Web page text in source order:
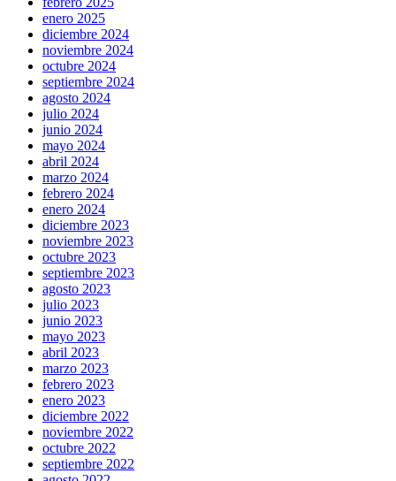
enero 2025
diciembre 2024
noviembre 2024
octubre 2024
septiembre 2024
agosto 2024
julio 2024
junio 2024
mayo 2024
abril 2024
marzo 2024
febrero 2024
enero 2024
diciembre 2023
noviembre 2023
octubre 2023
septiembre 2023
agosto 2023
julio 2023
junio 2023
mayo 2023
abril 2023
marzo 2023
febrero 2023
enero 2023
diciembre 2022
noviembre 2022
octubre 2022
septiembre 2022